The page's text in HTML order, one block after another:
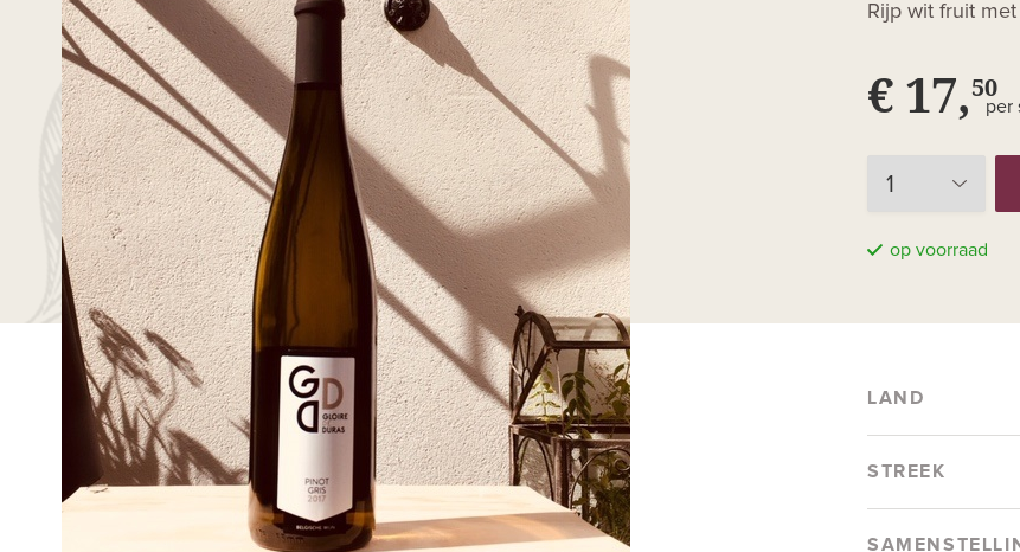
Rijp wit fruit
€ 17,50
per
op voorraad
LAND
STREEK